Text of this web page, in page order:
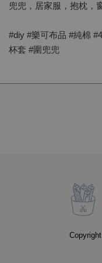
兜兜，居家服，抱枕，
#diy #樂可布品 #純棉
杯套 #圍兜兜